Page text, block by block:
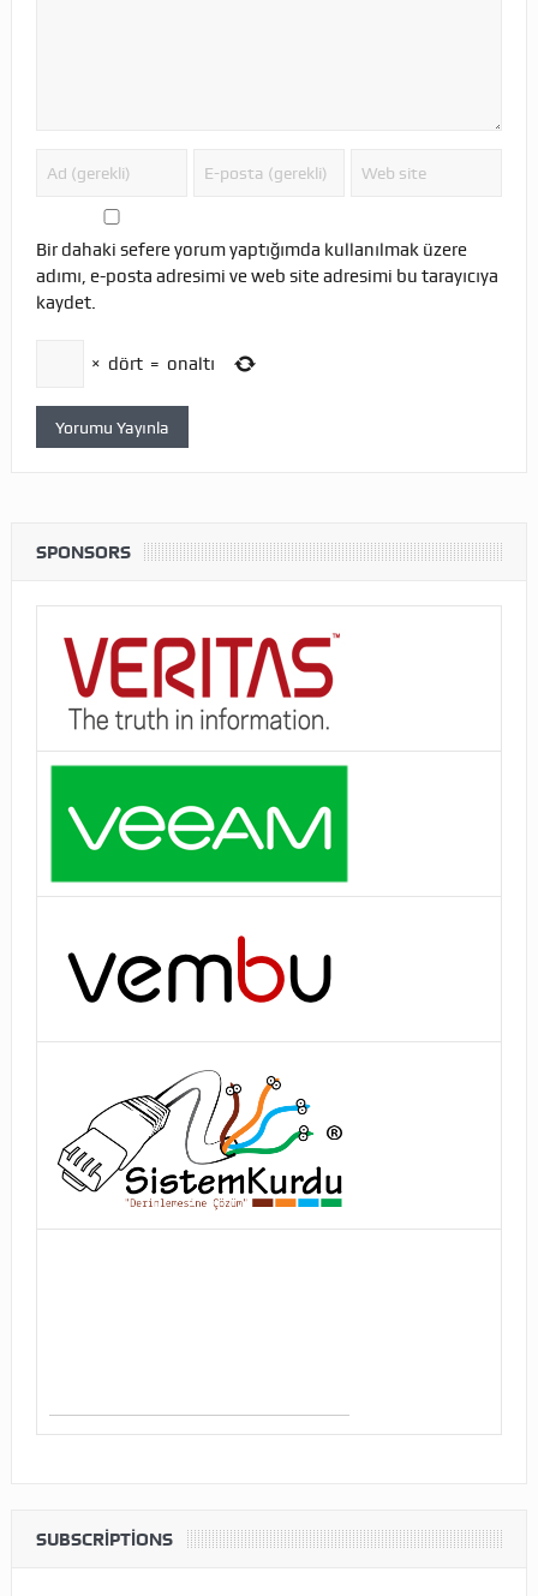
Bir dahaki sefere yorum yaptığımda kullanılmak üzere
adımı, e-posta adresimi ve web site adresimi bu tarayıcıya
kaydet.
× dört = onaltı
SPONSORS
SUBSCRIPTIONS